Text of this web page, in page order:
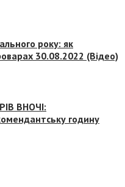
року: як
30.08.2022 (Відео)
ВНОЧІ:
годину